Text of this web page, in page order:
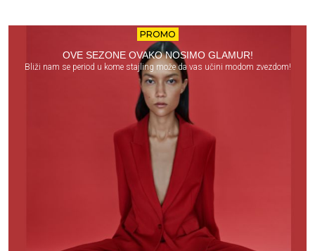
PROMO
OVE SEZONE OVAKO NOSIMO GLAMUR!
Bliži nam se period u kome stajling može da vas učini modom zvezdom!